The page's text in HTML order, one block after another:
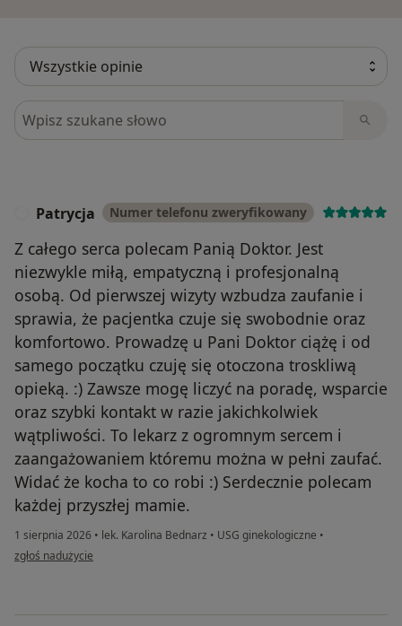
Szukaj w opiniach
Patrycja Numer telefonu zweryfikowany
Z całego serca polecam Panią Doktor. Jest
niezwykle miłą, empatyczną i profesjonalną
osobą. Od pierwszej wizyty wzbudza zaufanie i
sprawia, że pacjentka czuje się swobodnie oraz
komfortowo. Prowadzę u Pani Doktor ciążę i od
samego początku czuję się otoczona troskliwą
opieką. :) Zawsze mogę liczyć na poradę, wsparcie
oraz szybki kontakt w razie jakichkolwiek
wątpliwości. To lekarz z ogromnym sercem i
zaangażowaniem któremu można w pełni zaufać.
Widać że kocha to co robi :) Serdecznie polecam
każdej przyszłej mamie.
1 sierpnia 2026 • lek. Karolina Bednarz • USG ginekologiczne •
w opinii użytkownika Patrycja
zgłoś nadużycie